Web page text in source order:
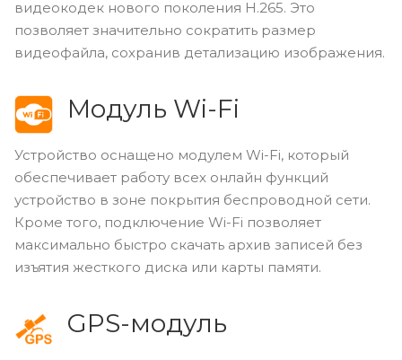
видеокодек нового поколения H.265. Это
позволяет значительно сократить размер
видеофайла, сохранив детализацию изображения.
Модуль Wi-Fi
Устройство оснащено модулем Wi-Fi, который
обеспечивает работу всех онлайн функций
устройство в зоне покрытия беспроводной сети.
Кроме того, подключение Wi-Fi позволяет
максимально быстро скачать архив записей без
изъятия жесткого диска или карты памяти.
GPS-модуль